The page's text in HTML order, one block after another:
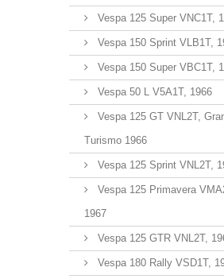
Vespa 125 Super VNC1T,
Vespa 150 Sprint VLB1T,
Vespa 150 Super VBC1T,
Vespa 50 L V5A1T, 1966
Vespa 125 GT VNL2T,
Turismo 1966
Vespa 125 Sprint VNL2T,
Vespa 125 Primavera
1967
Vespa 125 GTR VNL2T,
Vespa 180 Rally VSD1T,